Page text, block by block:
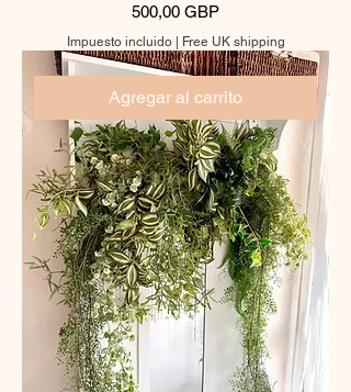
Precio
500,00 GBP
Impuesto incluido| Free UK shipping
Agregar al carrito